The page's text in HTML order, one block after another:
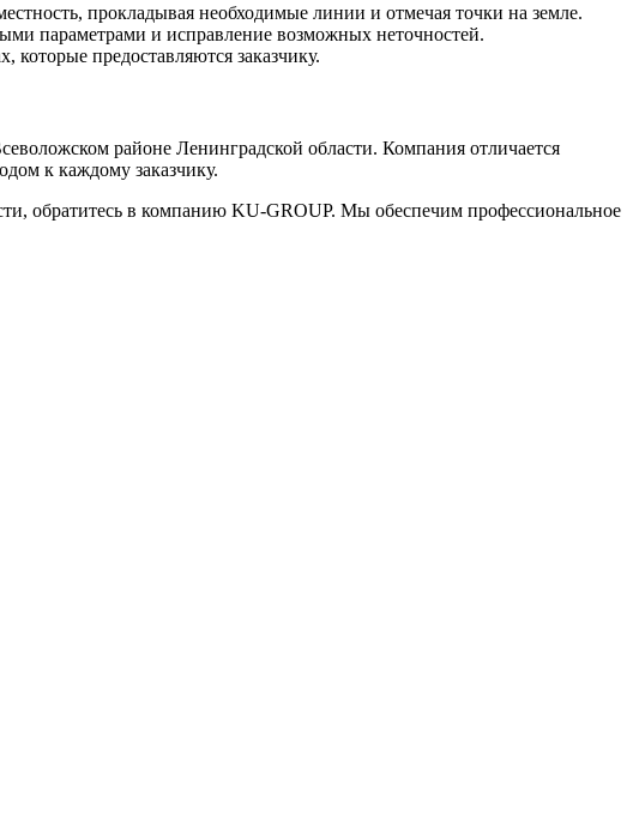
прокладывая необходимые линии и отмечая точки на земле.
параметрами и исправление возможных неточностей.
предоставляются заказчику.
районе Ленинградской области. Компания отличается
к каждому заказчику.
обратитесь в компанию KU-GROUP. Мы обеспечим профессиональное